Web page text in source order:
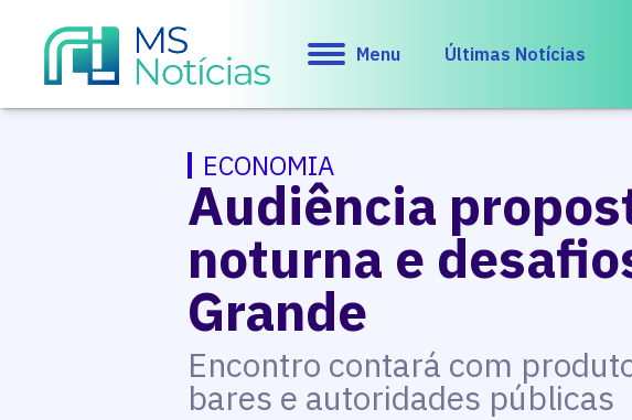
Menu Últimas Notícias
ECONOMIA
Audiência
noturna e
Grande
Encontro contará com
bares e autoridades públicas